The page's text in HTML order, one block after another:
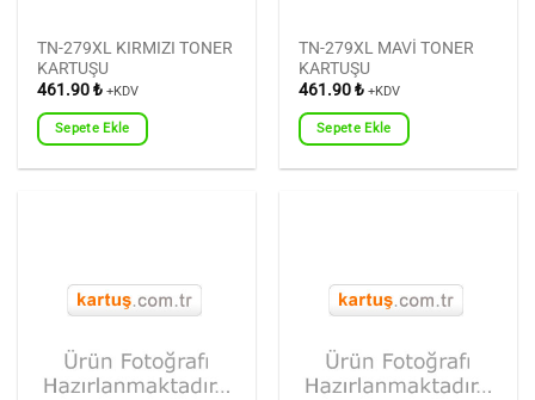
TN-279XL KIRMIZI TONER
KARTUŞU
461.90₺ +KDV
Sepete Ekle
TN-279XL MAVİ TONER
KARTUŞU
461.90₺ +KDV
Sepete Ekle